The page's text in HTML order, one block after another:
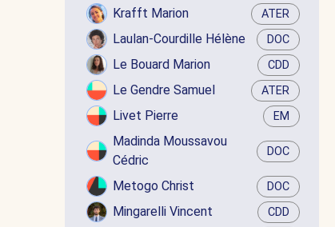
Krafft Marion ATER
Laulan-Courdille Hélène DOC
Le Bouard Marion CDD
Le Gendre Samuel ATER
Livet Pierre EM
Madinda Moussavou
Cédric
DOC
Metogo Christ DOC
Mingarelli Vincent CDD